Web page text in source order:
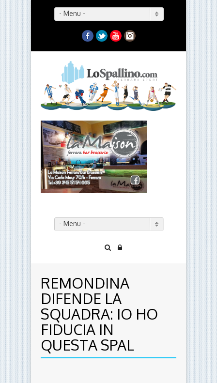
- Menu -
Facebook
TwitterYouTubeInstagram
- Menu -
REMONDINA
DIFENDE LA
SQUADRA: IO HO
FIDUCIA IN
QUESTA SPAL